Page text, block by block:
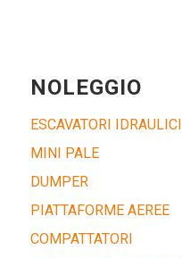
NOLEGGIO
ESCAVATORI IDRAULICI
MINI PALE
DUMPER
PIATTAFORME AEREE
COMPATTATORI